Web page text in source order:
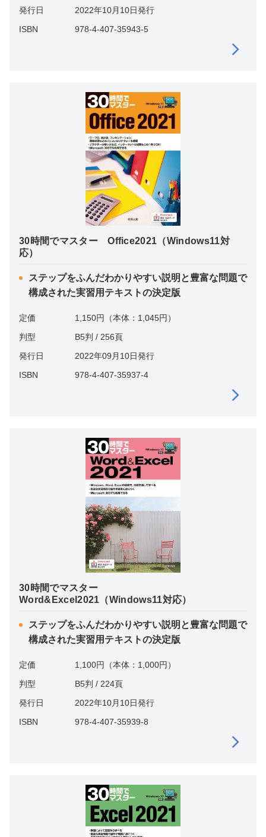
発行日
2022年10月10日発行
ISBN
978-4-407-35943-5
30時間でマスター Office2021（Windows11対
応）
ステップをふんだわかりやすい説明と豊富な問題で
構成された実習用テキストの決定版
定価
1,150円（本体：1,045円）
判型
B5判 / 256頁
発行日
2022年09月10日発行
ISBN
978-4-407-35937-4
30時間でマスター
Word&Excel2021（Windows11対応）
ステップをふんだわかりやすい説明と豊富な問題で
構成された実習用テキストの決定版
定価
1,100円（本体：1,000円）
判型
B5判 / 224頁
発行日
2022年10月10日発行
ISBN
978-4-407-35939-8